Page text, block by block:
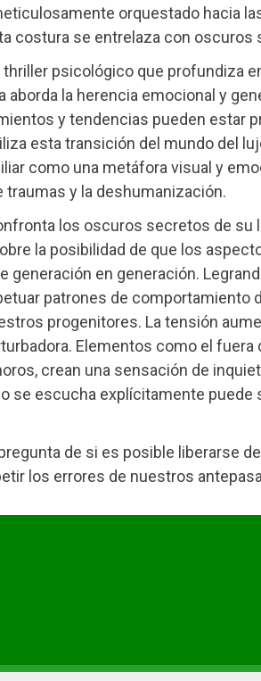
orquestado hacia
costura se entrelaza con
psicológico que profundiza
aborda la herencia emocional y
y tendencias pueden estar
esta transición del mundo del
como una metáfora visual y
y la deshumanización.
los oscuros secretos de su
la posibilidad de que los
generación en generación.
patrones de comportamiento
progenitores. La tensión
Elementos como el fuera
crean una sensación de
se escucha explícitamente puede
de si es posible liberarse
los errores de nuestros